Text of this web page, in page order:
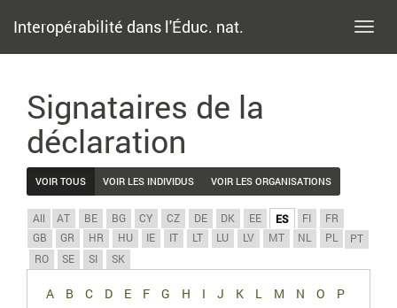
Interopérabilité dans l'Éduc. nat.
Signataires de la
déclaration
VOIR TOUS VOIR LES INDIVIDUS VOIR LES ORGANISATIONS
All AT BE BG CY CZ DE DK EE ES FI
FR
GB
GR HR HU IE IT LT LU LV MT NL PL
PT
RO
SE SI SK
A B C D E F G H I J K L M N O
P